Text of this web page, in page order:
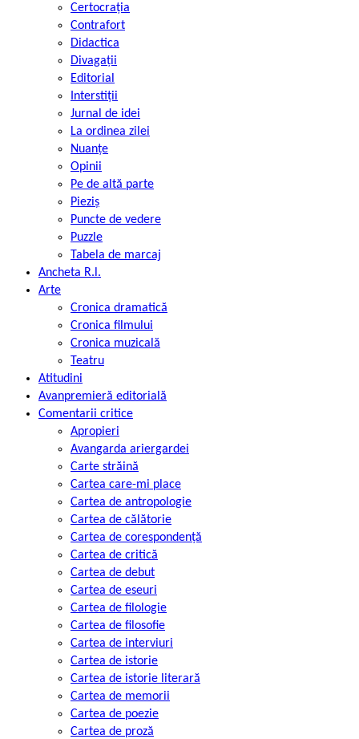
Certocrația
Contrafort
Didactica
Divagații
Editorial
Interstiții
Jurnal de idei
La ordinea zilei
Nuanțe
Opinii
Pe de altă parte
Pieziș
Puncte de vedere
Puzzle
Tabela de marcaj
Ancheta R.l.
Arte
Cronica dramatică
Cronica filmului
Cronica muzicală
Teatru
Atitudini
Avanpremieră editorială
Comentarii critice
Apropieri
Avangarda ariergardei
Carte străină
Cartea care-mi place
Cartea de antropologie
Cartea de călătorie
Cartea de corespondență
Cartea de critică
Cartea de debut
Cartea de eseuri
Cartea de filologie
Cartea de filosofie
Cartea de interviuri
Cartea de istorie
Cartea de istorie literară
Cartea de memorii
Cartea de poezie
Cartea de proză